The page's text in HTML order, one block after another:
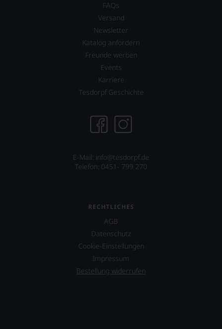
FAQs
Versand
Newsletter
Katalog anfordern
Freunde werben
Events
Karriere
Tesdorpf Geschichte
E-Mail: info@tesdorpf.de
Telefon: 0451- 799 270
RECHTLICHES
AGB
Datenschutz
Cookie-Einstellungen
Impressum
Bestellung widerrufen